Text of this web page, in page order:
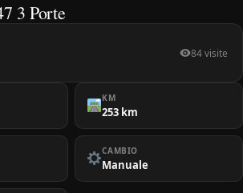
3 Porte
84 visite
KM
253 km
CAMBIO
Manuale